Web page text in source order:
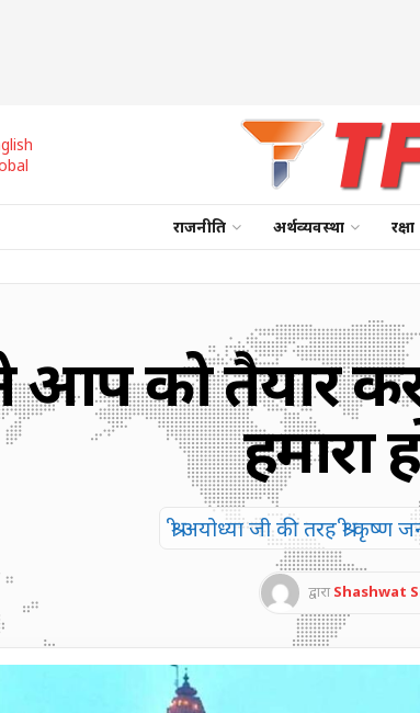
राजनीति अर्थव्यवस्था रक्षा
को तैयार
हमारा
श्री अयोध्या जी की तरह श्री
द्वारा Shashwat